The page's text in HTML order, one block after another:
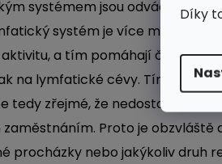
Díky
systémem jsou odváděny z
systém je více méně
a tím pomáhají čistit
na lymfatické cévy. Tím
tedy zřejmé, že nedostatečná
zaměstnáním. Proto je
procházky nebo jakýkoliv druh